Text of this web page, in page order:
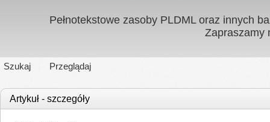
Pełnotekstowe zasoby PLDML oraz innych
Zapraszamy
Szukaj Przeglądaj
Artykuł - szczegóły